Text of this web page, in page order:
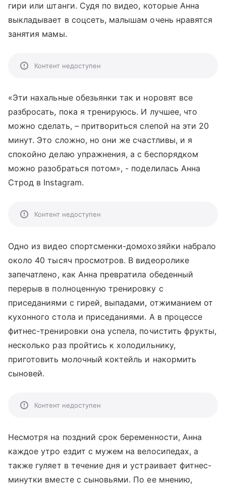
гири или штанги. Судя по видео, которые Анна
выкладывает в соцсеть, малышам очень нравятся
занятия мамы.
Контент недоступен
«Эти нахальные обезьянки так и норовят все
разбросать, пока я тренируюсь. И лучшее, что
можно сделать, – притвориться слепой на эти 20
минут. Это сложно, но они же счастливы, и я
спокойно делаю упражнения, а с беспорядком
можно разобраться потом», - поделилась Анна
Строд в Instagram.
Контент недоступен
Одно из видео спортсменки-домохозяйки набрало
около 40 тысяч просмотров. В видеоролике
запечатлено, как Анна превратила обеденный
перерыв в полноценную тренировку с
приседаниями с гирей, выпадами, отжиманием от
кухонного стола и приседаниями. А в процессе
фитнес-тренировки она успела, почистить фрукты,
несколько раз пройтись к холодильнику,
приготовить молочный коктейль и накормить
сыновей.
Контент недоступен
Несмотря на поздний срок беременности, Анна
каждое утро ездит с мужем на велосипедах, а
также гуляет в течение дня и устраивает фитнес-
минутки вместе с сыновьями. По ее мнению,